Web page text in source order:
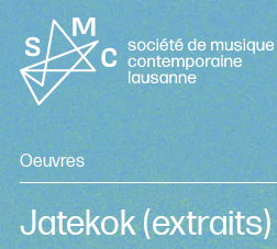
Oeuvres
Jatekok (extraits)